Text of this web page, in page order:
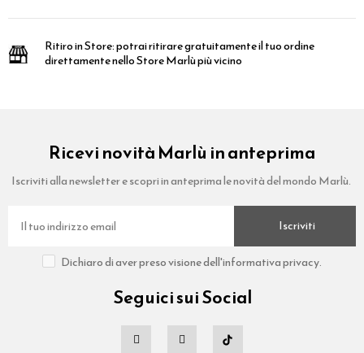
Ritiro in Store:potrai ritirare gratuitamente il tuo ordine
direttamente nello Store Marlù più vicino
Ricevi novità Marlù in anteprima
Iscriviti alla newsletter e scopri in anteprima le novità del mondo Marlù.
Iscriviti
Dichiaro di aver preso visione dell'informativa privacy.
Seguici sui Social